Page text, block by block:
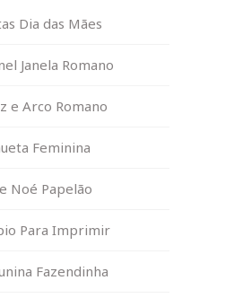
Dia das Mães
Janela Romano
e Arco Romano
Feminina
Noé Papelão
Para Imprimir
Fazendinha